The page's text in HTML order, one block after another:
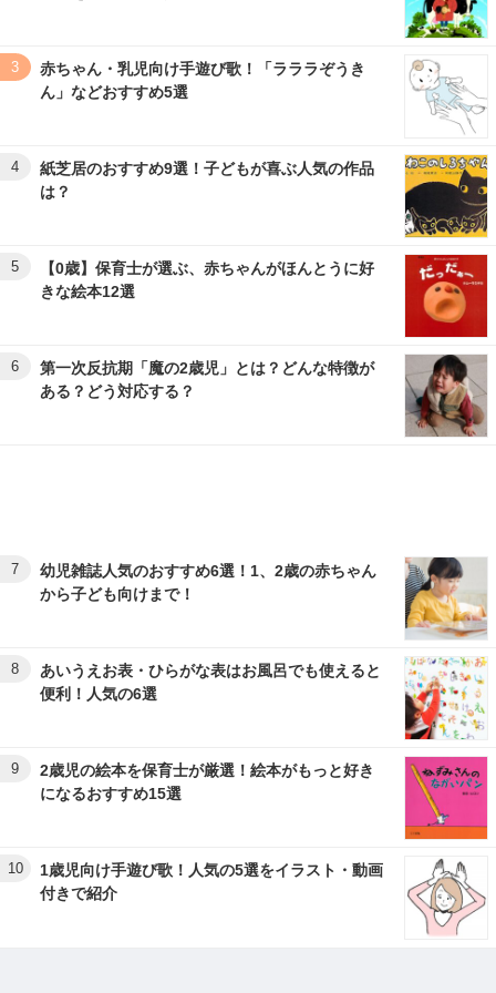
3
赤ちゃん・乳児向け手遊び歌！「ラララぞうき
ん」などおすすめ5選
4
紙芝居のおすすめ9選！子どもが喜ぶ人気の作品
は？
5
【0歳】保育士が選ぶ、赤ちゃんがほんとうに好
きな絵本12選
6
第一次反抗期「魔の2歳児」とは？どんな特徴が
ある？どう対応する？
7
幼児雑誌人気のおすすめ6選！1、2歳の赤ちゃん
から子ども向けまで！
8
あいうえお表・ひらがな表はお風呂でも使えると
便利！人気の6選
9
2歳児の絵本を保育士が厳選！絵本がもっと好き
になるおすすめ15選
10
1歳児向け手遊び歌！人気の5選をイラスト・動画
付きで紹介